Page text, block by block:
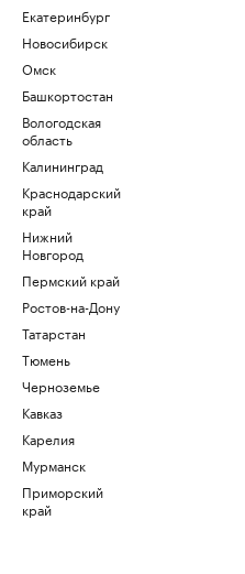
Екатеринбург
Новосибирск
Омск
Башкортостан
Вологодская
область
Калининград
Краснодарский
край
Нижний
Новгород
Пермский край
Ростов-на-Дону
Татарстан
Тюмень
Черноземье
Кавказ
Карелия
Мурманск
Приморский
край